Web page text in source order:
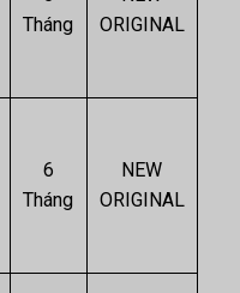
Tháng
ORIGINAL
6
Tháng
NEW
ORIGINAL